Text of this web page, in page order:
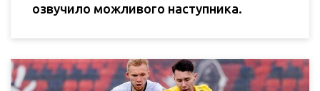
озвучило можливого наступника.